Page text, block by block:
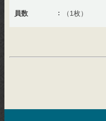
員数 （1枚）